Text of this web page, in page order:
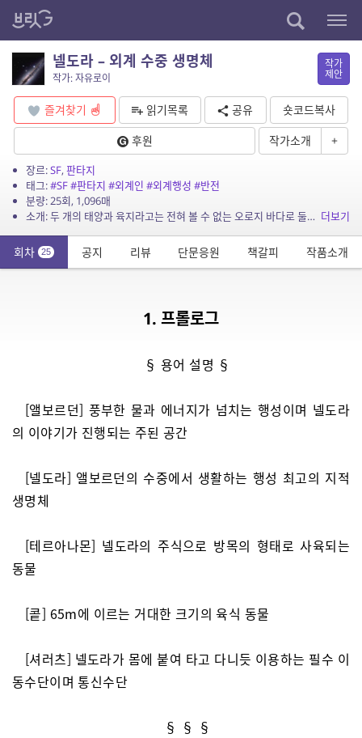
넬도라 – 외계 수중 생명체
작가: 자유로이
작가
제안
즐겨찾기 읽기목록 공유
숏코드복사
후원
작가소개 +
장르:SF,판타지
태그:#SF#판타지 #외계인 #외계행성 #반전
분량: 25회, 1,096매
소개: 두 개의 태양과 육지라고는 전혀 볼 수 없는 오로지 바다로 둘러싸인 행성, 앨보르던. 이 소설은 앨보르던 행성을 지배하는 지적 수중 생명체, 넬도라의 이야기입니다. 우리와 너무... 더보기
회차 25 공지 리뷰 단문응원 책갈피 작품소개
1. 프롤로그
§ 용어 설명 §
[앨보르던] 풍부한 물과 에너지가 넘치는 행성이며 넬도라
의 이야기가 진행되는 주된 공간
[넬도라] 앨보르던의 수중에서 생활하는 행성 최고의 지적
생명체
[테르아나몬] 넬도라의 주식으로 방목의 형태로 사육되는
동물
[콭] 65m에 이르는 거대한 크기의 육식 동물
[셔러츠] 넬도라가 몸에 붙여 타고 다니듯 이용하는 필수 이
동수단이며 통신수단
§ § §